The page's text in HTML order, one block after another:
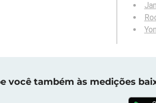
você também às medições